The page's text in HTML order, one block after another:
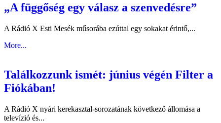
„A függőség egy válasz a szenvedésre”
A Rádió X Esti Mesék műsorába ezúttal egy sokakat érintő,...
More...
Találkozzunk ismét: június végén Filter a
Fiókában!
A Rádió X nyári kerekasztal-sorozatának következő állomása a
televízió és...